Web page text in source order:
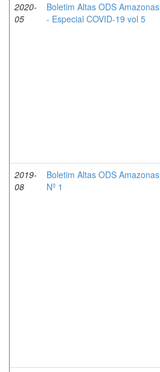
2020-
05
Boletim Altas ODS Amazonas
- Especial COVID-19 vol 5
2019-
08
Boletim Altas ODS Amazonas
Nº 1